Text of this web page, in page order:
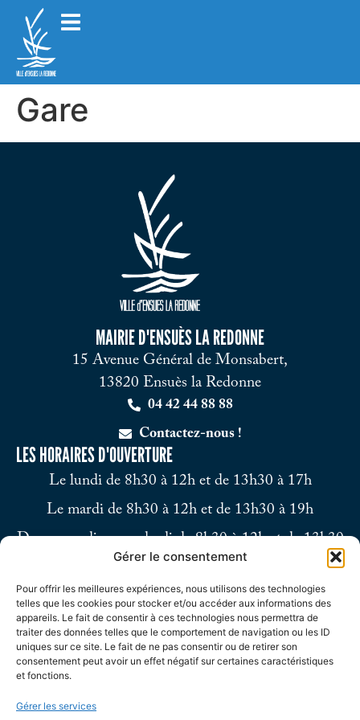
Gérer le consentement
Pour offrir les meilleures expériences, nous utilisons des technologies
telles que les cookies pour stocker et/ou accéder aux informations des
appareils. Le fait de consentir à ces technologies nous permettra de
traiter des données telles que le comportement de navigation ou les ID
uniques sur ce site. Le fait de ne pas consentir ou de retirer son
consentement peut avoir un effet négatif sur certaines caractéristiques
et fonctions.
Gérer les services
Gare
MAIRIE D'ENSUÈS LA REDONNE
15 Avenue Général de Monsabert,
13820 Ensuès la Redonne
04 42 44 88 88
Contactez-nous !
LES HORAIRES D'OUVERTURE
Le lundi de 8h30 à 12h et de 13h30 à 17h
Le mardi de 8h30 à 12h et de 13h30 à 19h
Du mercredi au vendredi de 8h30 à 12h et de 13h30
Le samedi de 9h à 12h